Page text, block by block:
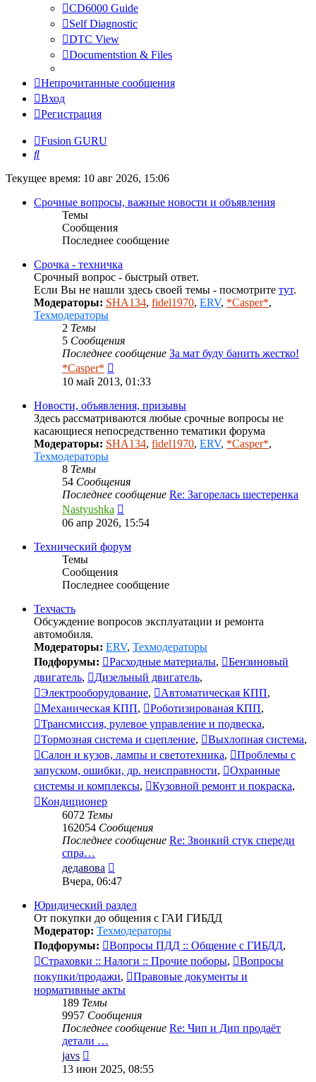
CD6000 Guide
Self Diagnostic
DTC View
Documentstion & Files
Непрочитанные сообщения
Вход
Регистрация
Fusion GURU
Поиск
Текущее время: 10 авг 2026, 15:06
Срочные вопросы, важные новости и объявления
Темы
Сообщения
Последнее сообщение
Срочка - техничка
Срочный вопрос - быстрый ответ.
Если Вы не нашли здесь своей темы - посмотрите тут.
Модераторы: SHA134, fidel1970, ERV, *Casper*,
Техмодераторы
2 Темы
5 Сообщения
Последнее сообщение За мат буду банить жестко!
*Casper*
к
сообщению
10 май 2013, 01:33
Новости, объявления, призывы
Здесь рассматриваются любые срочные вопросы не
касающиеся непосредственно тематики форума
Модераторы: SHA134, fidel1970, ERV, *Casper*,
Техмодераторы
8 Темы
54 Сообщения
Последнее сообщение Re: Загорелась шестеренка
Nastyushka
к
сообщению
06 апр 2026, 15:54
Технический форум
Темы
Сообщения
Последнее сообщение
Техчасть
Обсуждение вопросов эксплуатации и ремонта
автомобиля.
Модераторы: ERV, Техмодераторы
Подфорумы:
Расходные материалы,
Бензиновый
двигатель, Дизельный двигатель,
Электрооборудование, Автоматическая КПП,
Механическая КПП, Роботизированая КПП,
Трансмиссия, рулевое управление и подвеска,
Тормозная система и сцепление, Выхлопная система,
Салон и кузов, лампы и светотехника,
Проблемы с
запуском, ошибки, др. неисправности,
Охранные
системы и комплексы, Кузовной ремонт и покраска,
Кондиционер
6072 Темы
162054 Сообщения
Последнее сообщение Re: Звонкий стук спереди
спра…
дедавова
к
сообщению
Вчера, 06:47
Юридический раздел
От покупки до общения с ГАИ ГИБДД
Модератор: Техмодераторы
Подфорумы:
Вопросы ПДД :: Общение с ГИБДД,
Страховки :: Налоги :: Прочие поборы,
Вопросы
покупки/продажи,
Правовые документы и
нормативные акты
189 Темы
9957 Сообщения
Последнее сообщение Re: Чип и Дип продаёт
детали …
javs
к
13 июн 2025, 08:55